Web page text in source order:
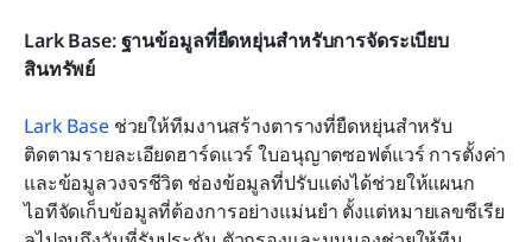
Lark Base: ฐานข้อมูลที่ยืดหยุ่นสำหรับการจัดระเบียบ
สินทรัพย์
Lark Base ช่วยให้ทีมงานสร้างตารางที่ยืดหยุ่นสำหรับ
ติดตามรายละเอียดฮาร์ดแวร์ ใบอนุญาตซอฟต์แวร์ การตั้งค่า
และข้อมูลวงจรชีวิต ช่องข้อมูลที่ปรับแต่งได้ช่วยให้แผนก
ไอทีจัดเก็บข้อมูลที่ต้องการอย่างแม่นยำ ตั้งแต่หมายเลขซีเรีย